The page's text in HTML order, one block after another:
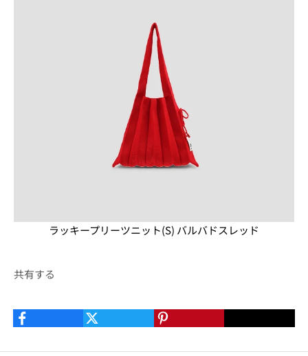
ラッキープリーツニット(S) バルバドスレッド
共有する